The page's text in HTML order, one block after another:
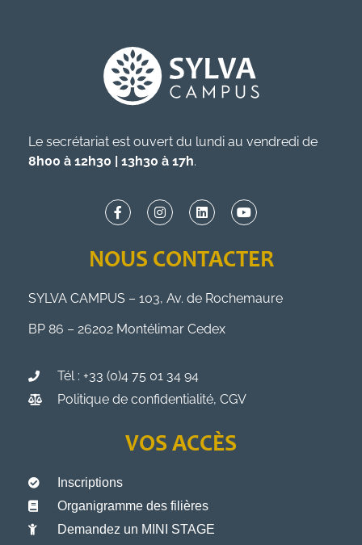
Le secrétariat est ouvert du lundi au vendredi de
8h00 à 12h30 | 13h30 à 17h.
NOUS CONTACTER
SYLVA CAMPUS – 103, Av. de Rochemaure
BP 86 – 26202 Montélimar Cedex
Tél : +33 (0)4 75 01 34 94
Politique de confidentialité, CGV
VOS ACCÈS
Inscriptions
Organigramme des filières
Demandez un MINI STAGE